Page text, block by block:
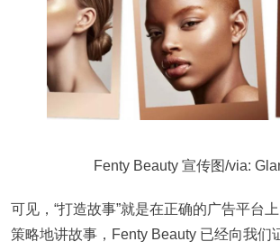
Fenty Beauty 宣传图/via:
可见，“打造故事”就是在正确的广告平台
策略地讲故事，Fenty Beauty 已经向我们